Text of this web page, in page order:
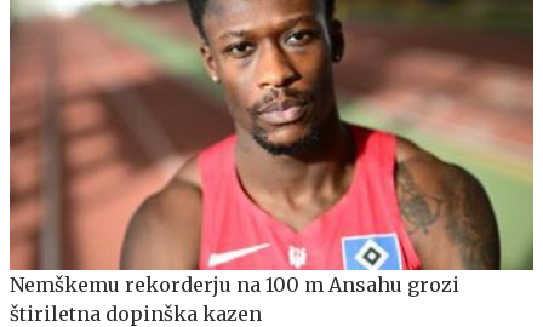
Nemškemu rekorderju na 100 m Ansahu grozi
štiriletna dopinška kazen